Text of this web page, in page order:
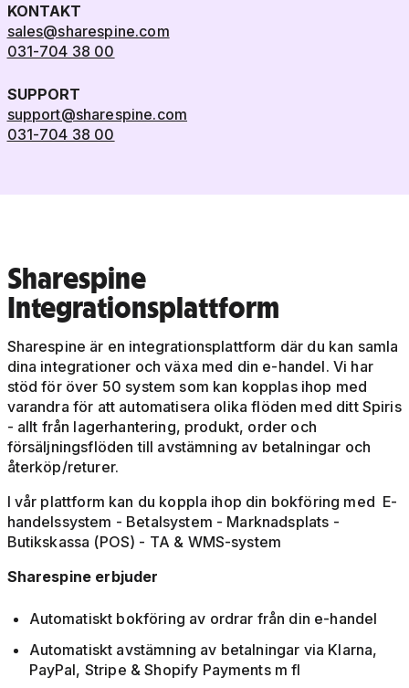
KONTAKT
sales@sharespine.com
031-704 38 00
SUPPORT
support@sharespine.com
031-704 38 00
Sharespine
Integrationsplattform
Sharespine är en integrationsplattform där du kan samla
dina integrationer och växa med din e-handel. Vi har
stöd för över 50 system som kan kopplas ihop med
varandra för att automatisera olika flöden med ditt Spiris
- allt från lagerhantering, produkt, order och
försäljningsflöden till avstämning av betalningar och
återköp/returer.
I vår plattform kan du koppla ihop din bokföring med E-
handelssystem - Betalsystem - Marknadsplats -
Butikskassa (POS) - TA & WMS-system
Sharespine erbjuder
Automatiskt bokföring av ordrar från din e-handel
Automatiskt avstämning av betalningar via Klarna,
PayPal, Stripe & Shopify Payments m fl